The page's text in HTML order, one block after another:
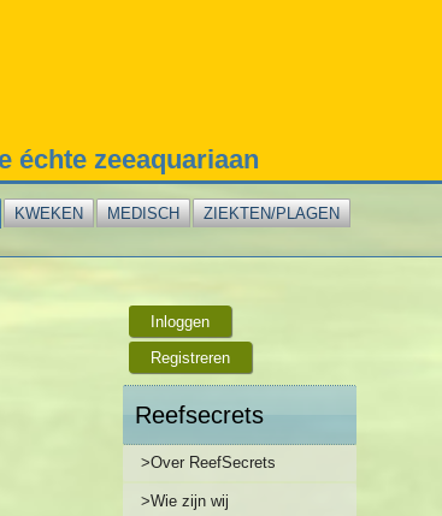
échte zeeaquariaan
KWEKEN MEDISCH
ZIEKTEN/PLAGEN
Inloggen
Registreren
Reefsecrets
>Over ReefSecrets
>Wie zijn wij